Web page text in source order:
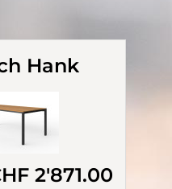
Hank
2'871.00